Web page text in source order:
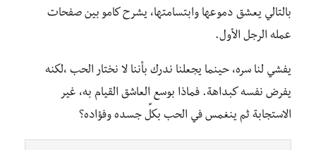
بالتالي يعشق دموعها وابتسامتها، يشرح كامو بين صفحات
عمله الرجل الأول.
يفشي لنا سره، حينما يجعلنا ندرك بأننا لا نختار الحب ،لكنه
يفرض نفسه كبداهة. فماذا بوسع العاشق القيام به، غير
الاستجابة ثم ينغمس في الحب بكلِّ جسده وفؤاده؟